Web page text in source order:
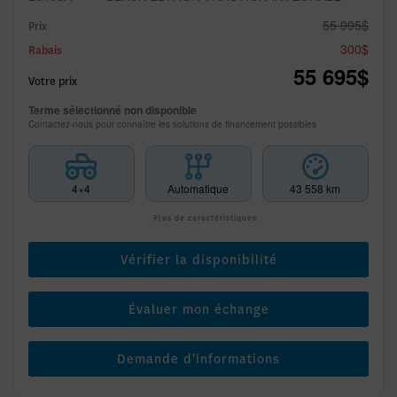
Prix 55 995$
Rabais 300$
Votre prix 55 695$
Terme sélectionné non disponible
Contactez-nous pour connaître les solutions de financement possibles
4×4 Automatique 43 558 km
Plus de caractéristiques
Vérifier la disponibilité
Évaluer mon échange
Demande d'informations